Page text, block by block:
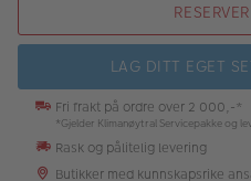
LAG DITT EGET
Fri frakt på ordre over 2 000,-*
*Gjelder Klimanøytral Servicepakke og
Rask og pålitelig levering
Butikker med kunnskapsrike